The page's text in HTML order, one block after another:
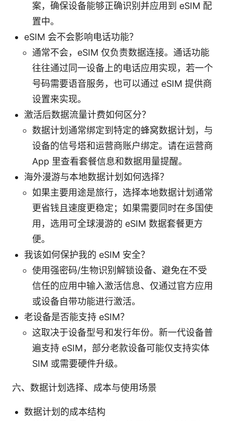
案，确保设备能够正确识别并应用到 eSIM 配
置中。
eSIM 会不会影响电话功能？
通常不会，eSIM 仅负责数据连接。通话功能
往往通过同一设备上的电话应用实现，若一个
号码需要语音服务，也可以通过 eSIM 提供商
设置来实现。
激活后数据流量计费如何区分？
数据计划通常绑定到特定的蜂窝数据计划，与
设备的信号塔和运营商账户绑定。请在运营商
App 里查看套餐信息和数据用量提醒。
海外漫游与本地数据计划如何选择？
如果主要用途是旅行，选择本地数据计划通常
更省钱且速度更稳定；如果需要同时在多国使
用，选用可全球漫游的 eSIM 数据套餐更方
便。
我该如何保护我的 eSIM 安全？
使用强密码/生物识别解锁设备、避免在不受
信任的应用中输入激活信息、仅通过官方应用
或设备自带功能进行激活。
老设备是否能支持 eSIM？
这取决于设备型号和发行年份。新一代设备普
遍支持 eSIM，部分老款设备可能仅支持实体
SIM 或需要硬件升级。
六、数据计划选择、成本与使用场景
数据计划的成本结构